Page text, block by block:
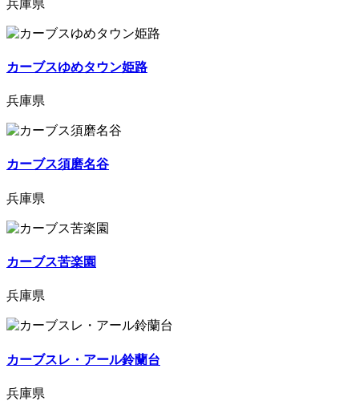
兵庫県
カーブスゆめタウン姫路
兵庫県
カーブス須磨名谷
兵庫県
カーブス苦楽園
兵庫県
カーブスレ・アール鈴蘭台
兵庫県